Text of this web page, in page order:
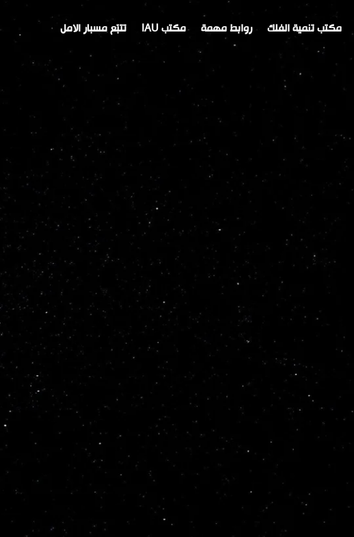
مكتب تنمية الفلك روابط مهمة مكتب IAU
تتبّع مسبار الامل